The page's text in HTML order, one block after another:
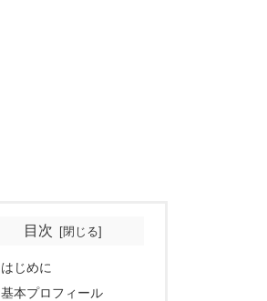
目次
はじめに
基本プロフィール